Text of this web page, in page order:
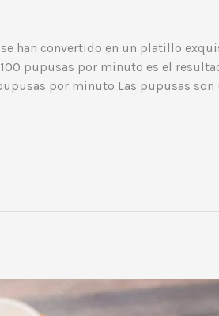
han convertido en un platillo
pupusas por minuto es el
por minuto Las pupusas son